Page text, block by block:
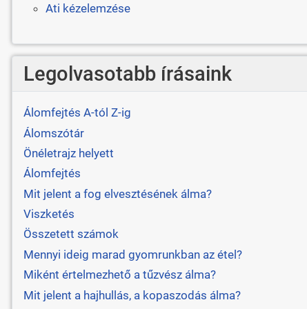
Ati kézelemzése
Legolvasotabb írásaink
Álomfejtés A-tól Z-ig
Álomszótár
Önéletrajz helyett
Álomfejtés
Mit jelent a fog elvesztésének álma?
Viszketés
Összetett számok
Mennyi ideig marad gyomrunkban az étel?
Miként értelmezhető a tűzvész álma?
Mit jelent a hajhullás, a kopaszodás álma?